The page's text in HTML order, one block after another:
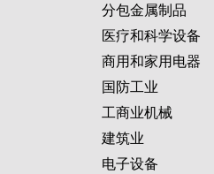
分包金属制品
医疗和科学设备
商用和家用电器
国防工业
工商业机械
建筑业
电子设备